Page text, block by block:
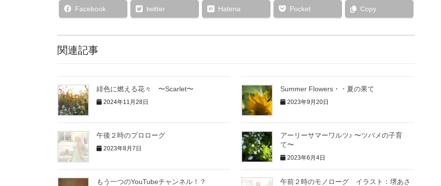
Facebook twitter Hatena Pocket Copy
関連記事
緋色に燃える花々 〜Scarlet〜
2024年11月28日
Summer Flowers・・夏の果て
2023年9月20日
午後２時のプロローグ
2023年8月7日
アーリーサマーワルツ♪ 〜ツバメの子育
て〜
2023年6月4日
もう一つのYouTubeチャンネル！？
午前２時のモノローグ イラスト：堺あさ